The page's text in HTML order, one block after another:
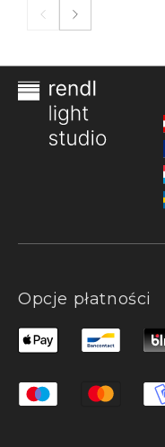
Opcje płatności